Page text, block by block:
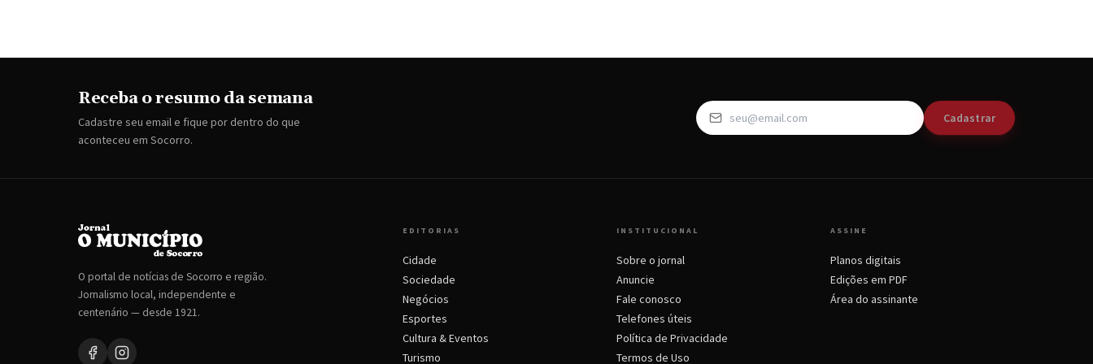
Receba o resumo da semana
Cadastre seu email e fique por dentro do que
aconteceu em Socorro.
Cadastrar
O portal de notícias de Socorro e região.
Jornalismo local, independente e
centenário — desde 1921.
EDITORIAS
Cidade
Sociedade
Negócios
Esportes
Cultura & Eventos
Turismo
INSTITUCIONAL
Sobre o jornal
Anuncie
Fale conosco
Telefones úteis
Política de Privacidade
Termos de Uso
ASSINE
Planos digitais
Edições em PDF
Área do assinante